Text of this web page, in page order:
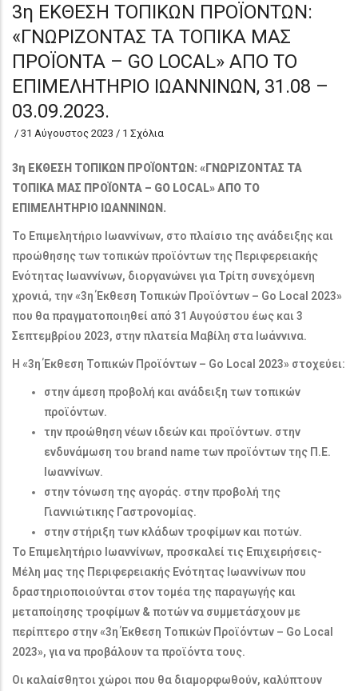
3η ΕΚΘΕΣΗ ΤΟΠΙΚΩΝ ΠΡΟΪΟΝΤΩΝ:
«ΓΝΩΡΙΖΟΝΤΑΣ ΤΑ ΤΟΠΙΚΑ ΜΑΣ
ΠΡΟΪΟΝΤΑ – GO LOCAL» ΑΠΟ ΤΟ
ΕΠΙΜΕΛΗΤΗΡΙΟ ΙΩΑΝΝΙΝΩΝ, 31.08 –
03.09.2023.
/ 31 Αύγουστος 2023 / 1 Σχόλια
3η ΕΚΘΕΣΗ ΤΟΠΙΚΩΝ ΠΡΟΪΟΝΤΩΝ: «ΓΝΩΡΙΖΟΝΤΑΣ ΤΑ
ΤΟΠΙΚΑ ΜΑΣ ΠΡΟΪΟΝΤΑ – GO LOCAL» ΑΠΟ ΤΟ
ΕΠΙΜΕΛΗΤΗΡΙΟ ΙΩΑΝΝΙΝΩΝ.
Το Επιμελητήριο Ιωαννίνων, στο πλαίσιο της ανάδειξης και
προώθησης των τοπικών προϊόντων της Περιφερειακής
Ενότητας Ιωαννίνων, διοργανώνει για Τρίτη συνεχόμενη
χρονιά, την «3η Έκθεση Τοπικών Προϊόντων – Go Local 2023»
που θα πραγματοποιηθεί από 31 Αυγούστου έως και 3
Σεπτεμβρίου 2023, στην πλατεία Μαβίλη στα Ιωάννινα.
Η «3η Έκθεση Τοπικών Προϊόντων – Go Local 2023» στοχεύει:
στην άμεση προβολή και ανάδειξη των τοπικών
προϊόντων.
την προώθηση νέων ιδεών και προϊόντων. στην
ενδυνάμωση του brand name των προϊόντων της Π.Ε.
Ιωαννίνων.
στην τόνωση της αγοράς. στην προβολή της
Γιαννιώτικης Γαστρονομίας.
στην στήριξη των κλάδων τροφίμων και ποτών.
Το Επιμελητήριο Ιωαννίνων, προσκαλεί τις Επιχειρήσεις-
Μέλη μας της Περιφερειακής Ενότητας Ιωαννίνων που
δραστηριοποιούνται στον τομέα της παραγωγής και
μεταποίησης τροφίμων & ποτών να συμμετάσχουν με
περίπτερο στην «3η Έκθεση Τοπικών Προϊόντων – Go Local
2023», για να προβάλουν τα προϊόντα τους.
Οι καλαίσθητοι χώροι που θα διαμορφωθούν, καλύπτουν